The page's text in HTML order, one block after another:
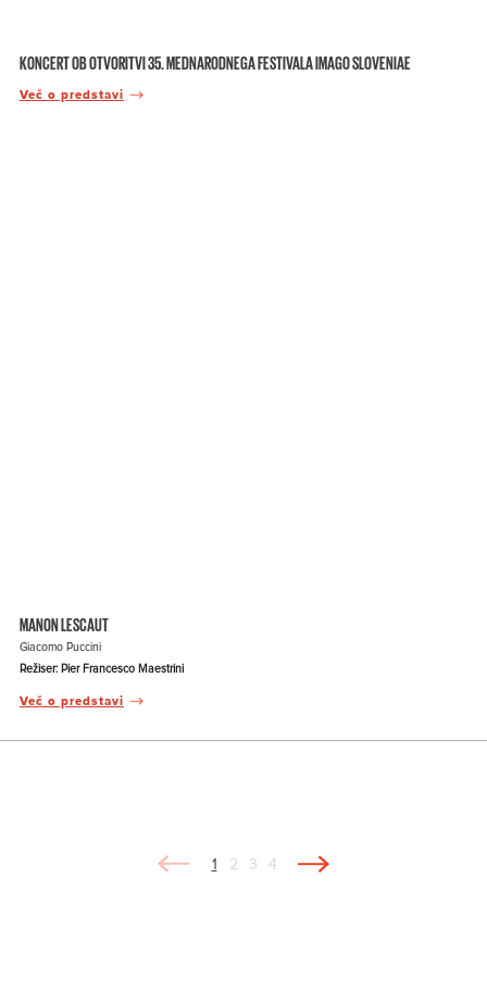
KONCERT OB OTVORITVI 35. MEDNARODNEGA FESTIVALA IMAGO SLOVENIAE
Več o predstavi
MANON LESCAUT
Giacomo Puccini
Režiser: Pier Francesco Maestrini
Več o predstavi
1 2 3 4